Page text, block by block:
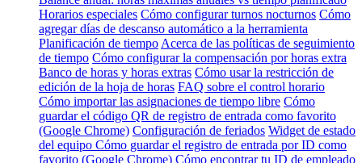
Horarios especiales Cómo configurar turnos nocturnos Cómo
agregar días de descanso automático a la herramienta
Planificación de tiempo Acerca de las políticas de seguimiento
de tiempo Cómo configurar la compensación por horas extra
Banco de horas y horas extras Cómo usar la restricción de
edición de la hoja de horas FAQ sobre el control horario
Cómo importar las asignaciones de tiempo libre Cómo
guardar el código QR de registro de entrada como favorito
(Google Chrome) Configuración de feriados Widget de estado
del equipo Cómo guardar el registro de entrada por ID como
favorito (Google Chrome) Cómo encontrar tu ID de empleado